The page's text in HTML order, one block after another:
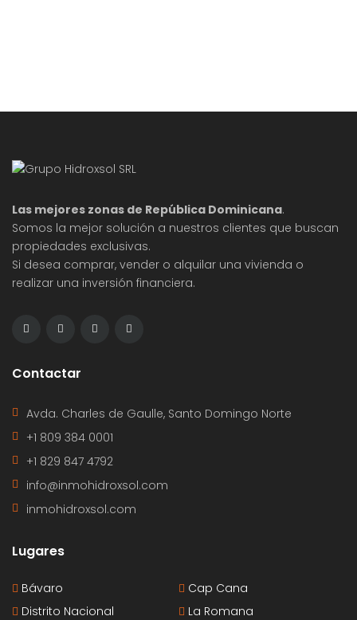
Las mejores zonas de República Dominicana.
Somos la mejor solución a nuestros clientes que buscan
propiedades exclusivas.
Si desea comprar, vender o alquilar una vivienda o
realizar una inversión financiera.
Contactar
Avda. Charles de Gaulle, Santo Domingo Norte
+1 809 384 0001
+1 829 847 4792
info@inmohidroxsol.com
inmohidroxsol.com
Lugares
Bávaro
Cap Cana
Distrito Nacional
La Romana